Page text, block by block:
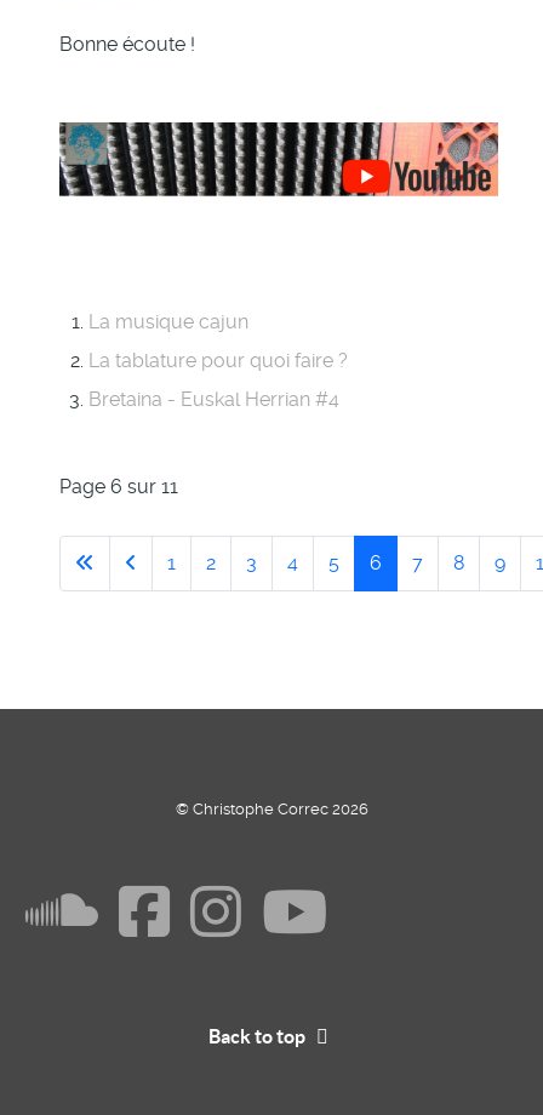
Bonne écoute !
La musique cajun
La tablature pour quoi faire ?
Bretaina - Euskal Herrian #4
Page 6 sur 11
1 2 3 4 5 6 7 8 9
© Christophe Correc 2026
Back to top